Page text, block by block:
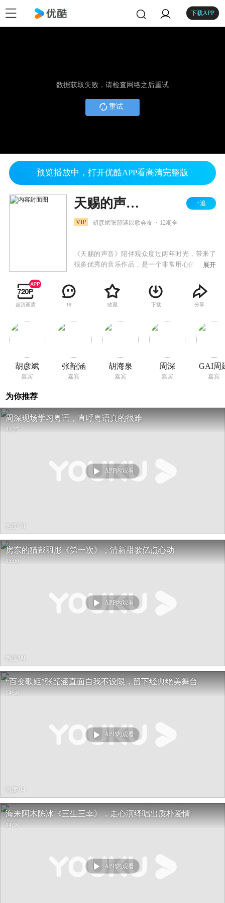
下载APP
数据获取失败，请检查网络之后重试
重试
预览播放中，打开优酷APP看高清完整版
天赐的声音 第三季 +追
VIP 胡彦斌张韶涵以歌会友 12期全
《天赐的声音》陪伴观众度过两年时光，带来了
很多优秀的音乐作品，是一个非常用心的音乐节
好的音乐需要好的契机，《天赐的声音》给音乐
提供了一个优秀的平台，成为作品与观众之间的
连接。作为浙江卫视综艺品牌，《天赐的声音》
聚与碰撞的舞台，还不断通过创新的形式给观众
带来动听的音乐作品。
展开
超清画质 18 收藏 下载 分享
胡彦斌
嘉宾
张韶涵
嘉宾
胡海泉
嘉宾
周深
嘉宾
GAI周
嘉宾
为你推荐
周深现场学习粤语，直呼粤语真的很难
01:25
APP内观看
热度 70
房东的猫戴羽彤《第一次》，清新甜歌亿点心动
05:00
APP内观看
热度 99
“百变歌姬”张韶涵直面自我不设限，留下经典绝美舞台
14:56
APP内观看
热度 94
海来阿木陈冰《三生三幸》，走心演绎唱出质朴爱情
04:36
APP内观看